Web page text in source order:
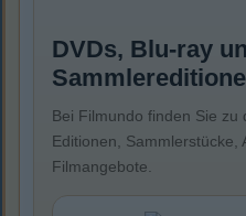
DVDs, Blu-ray
Bei Filmundo finden Sie zu
Editionen, Sammlerstücke,
Filmangebote.